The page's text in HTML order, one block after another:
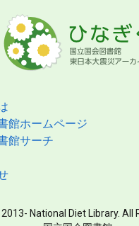
館ホームページ
館サーチ
National Diet Library. All